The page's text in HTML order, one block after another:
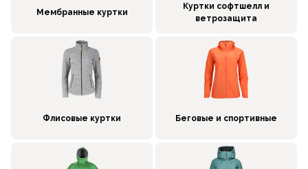
Мембранные куртки
Куртки софтшелл и
ветрозащита
Флисовые куртки Беговые и спортивные